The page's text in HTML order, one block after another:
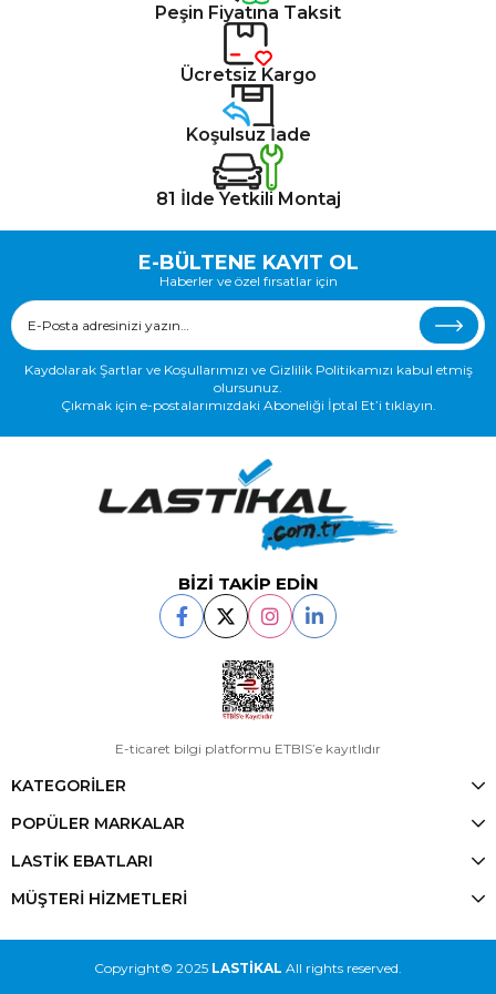
Peşin Fiyatına Taksit
Ücretsiz Kargo
Koşulsuz İade
81 İlde Yetkili Montaj
E-BÜLTENE KAYIT OL
Haberler ve özel fırsatlar için
Kaydolarak Şartlar ve Koşullarımızı ve Gizlilik Politikamızı kabul etmiş
olursunuz.
Çıkmak için e-postalarımızdaki Aboneliği İptal Et’i tıklayın.
BİZİ TAKİP EDİN
E-ticaret bilgi platformu ETBIS’e kayıtlıdır
KATEGORİLER
POPÜLER MARKALAR
LASTİK EBATLARI
MÜŞTERİ HİZMETLERİ
Copyright© 2025 LASTİKAL All rights reserved.